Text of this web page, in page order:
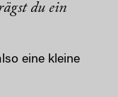
du ein
eine kleine